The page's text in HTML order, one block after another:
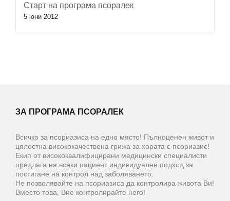
Старт на програма псоралек
5 юни 2012
ЗА ПРОГРАМА ПСОРАЛЕК
Всичко за псориазиса на едно място! Пълноценен живот и
цялостна висококачествена грижа за хората с псориазис!
Екип от висококвалифицирани медицински специалисти
предлага на всеки пациент индивидуален подход за
постигане на контрол над заболяването.
Не позволявайте на псориазиса да контролира живота Ви!
Вместо това, Вие контролирайте него!